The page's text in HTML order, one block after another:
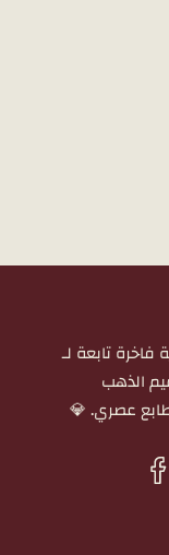
تابعة لـ
الذهب
عصري. 💎